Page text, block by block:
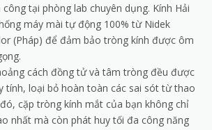
tại phòng lab chuyên dụng. Kính Hải
máy mài tự động 100% từ Nidek
(Pháp) để đảm bảo tròng kính được ôm
cách đồng tử và tâm tròng đều được
tính, loại bỏ hoàn toàn các sai sót từ thao
cặp tròng kính mắt của bạn không chỉ
nhất mà còn phát huy tối đa công năng